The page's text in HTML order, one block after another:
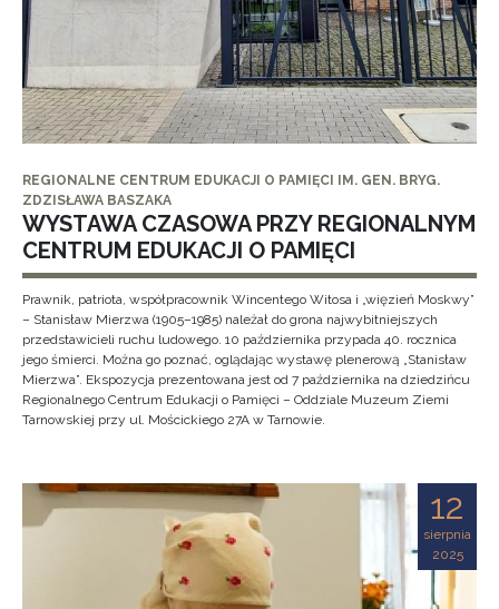
REGIONALNE CENTRUM EDUKACJI O PAMIĘCI IM. GEN. BRYG.
ZDZISŁAWA BASZAKA
WYSTAWA CZASOWA PRZY REGIONALNYM
CENTRUM EDUKACJI O PAMIĘCI
Prawnik, patriota, współpracownik Wincentego Witosa i „więzień Moskwy”
– Stanisław Mierzwa (1905–1985) należał do grona najwybitniejszych
przedstawicieli ruchu ludowego. 10 października przypada 40. rocznica
jego śmierci. Można go poznać, oglądając wystawę plenerową „Stanisław
Mierzwa”. Ekspozycja prezentowana jest od 7 października na dziedzińcu
Regionalnego Centrum Edukacji o Pamięci – Oddziale Muzeum Ziemi
Tarnowskiej przy ul. Mościckiego 27A w Tarnowie.
12
sierpnia
2025